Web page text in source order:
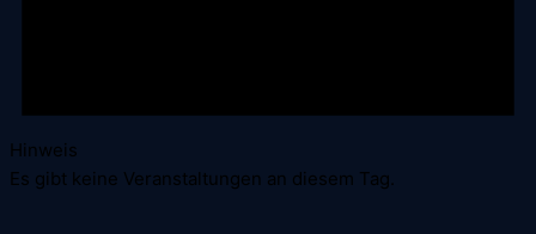
Hinweis
Es gibt keine Veranstaltungen an diesem Tag.